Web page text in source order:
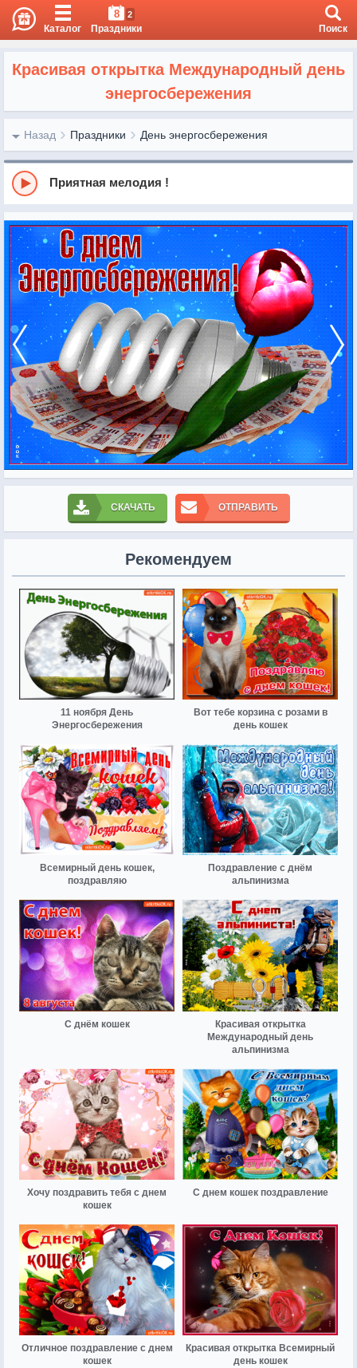
Каталог
8 2
Праздники Поиск
Красивая открытка Международный день
энергосбережения
Назад Праздники День энергосбережения
Приятная мелодия !
СКАЧАТЬ ОТПРАВИТЬ
Рекомендуем
11 ноября День
Энергосбережения
Вот тебе корзина с розами в
день кошек
Всемирный день кошек,
поздравляю
Поздравление с днём
альпинизма
С днём кошек
Красивая открытка
Международный день
альпинизма
Хочу поздравить тебя с днем
кошек
С днем кошек поздравление
Отличное поздравление с днем
кошек
Красивая открытка Всемирный
день кошек